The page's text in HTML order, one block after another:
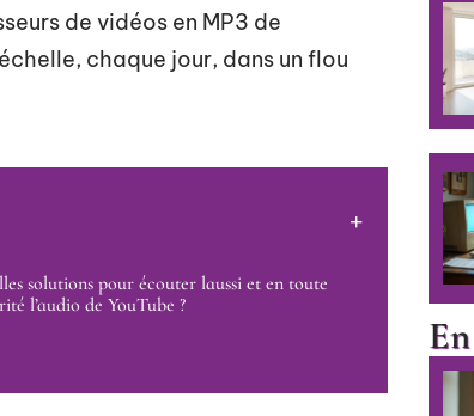
de vidéos en MP3 de
chaque jour, dans un flou
solutions pour écouter laussi et en toute
l’audio de YouTube ?